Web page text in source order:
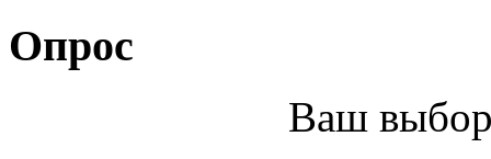
Опрос
Ваш выбор